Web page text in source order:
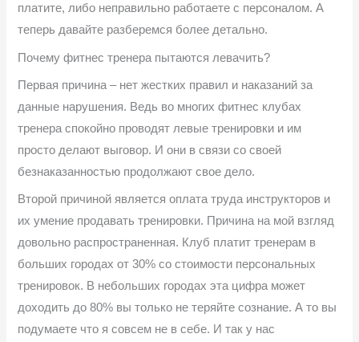
платите, либо неправильно работаете с персоналом. А
теперь давайте разберемся более детально.
Почему фитнес тренера пытаются левачить?
Первая причина – нет жестких правил и наказаний за
данные нарушения. Ведь во многих фитнес клубах
тренера спокойно проводят левые тренировки и им
просто делают выговор. И они в связи со своей
безнаказанностью продолжают свое дело.
Второй причиной является оплата труда инструкторов и
их умение продавать тренировки. Причина на мой взгляд
довольно распространенная. Клуб платит тренерам в
больших городах от 30% со стоимости персональных
тренировок. В небольших городах эта цифра может
доходить до 80% вы только не теряйте сознание. А то вы
подумаете что я совсем не в себе. И так у нас